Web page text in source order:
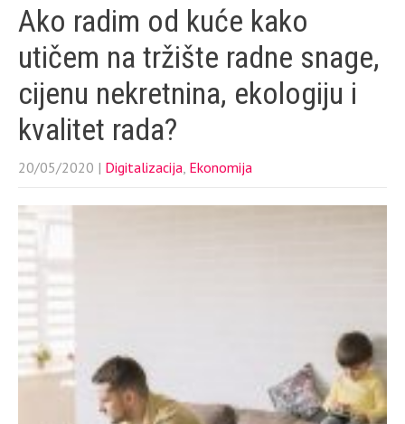
Ako radim od kuće kako
utičem na tržište radne snage,
cijenu nekretnina, ekologiju i
kvalitet rada?
20/05/2020 | Digitalizacija, Ekonomija